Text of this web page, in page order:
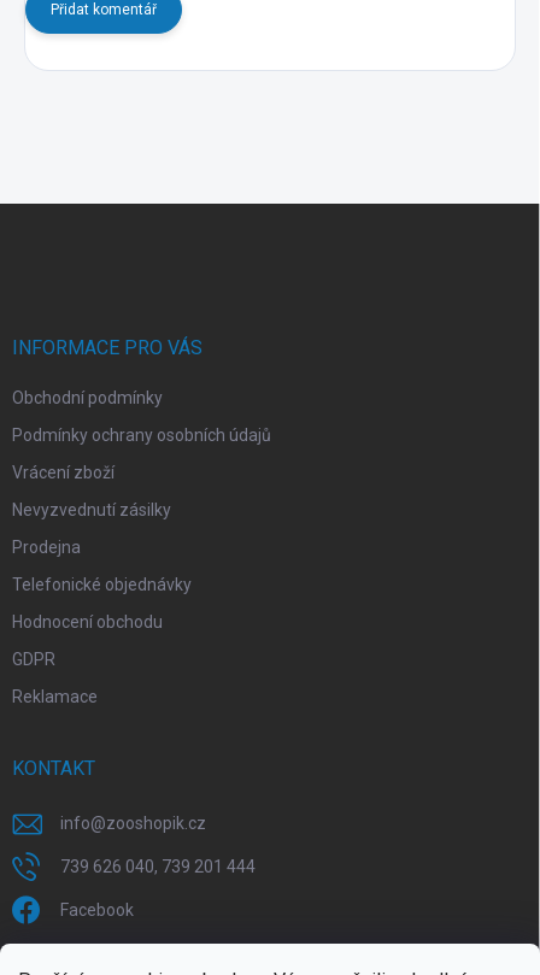
Přidat komentář
INFORMACE PRO VÁS
Obchodní podmínky
Podmínky ochrany osobních údajů
Vrácení zboží
Nevyzvednutí zásilky
Prodejna
Telefonické objednávky
Hodnocení obchodu
GDPR
Reklamace
KONTAKT
info@zooshopik.cz
739 626 040, 739 201 444
Facebook